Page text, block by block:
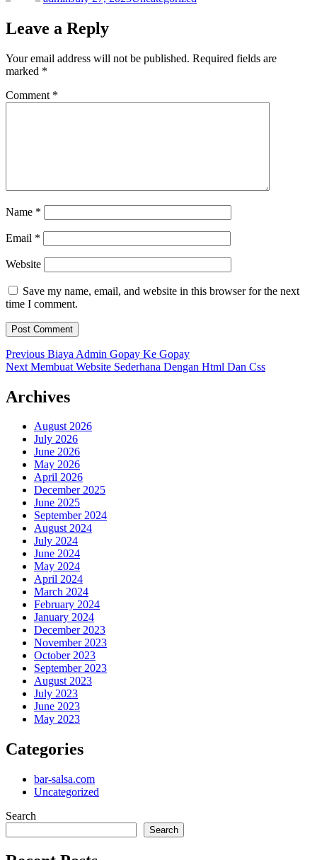
Leave a Reply
Your email address will not be published. Required fields are
marked *
Comment *
Name *
Email *
Website
Save my name, email, and website in this browser for the next
time I comment.
Post
navigation
Previous Previous
post:
Biaya Admin Gopay Ke Gopay
Next Next
Membuat Website Sederhana Dengan Html Dan Css
Archives
August 2026
July 2026
June 2026
May 2026
April 2026
December 2025
June 2025
September 2024
August 2024
July 2024
June 2024
May 2024
April 2024
March 2024
February 2024
January 2024
December 2023
November 2023
October 2023
September 2023
August 2023
July 2023
June 2023
May 2023
Categories
bar-salsa.com
Uncategorized
Search
Search